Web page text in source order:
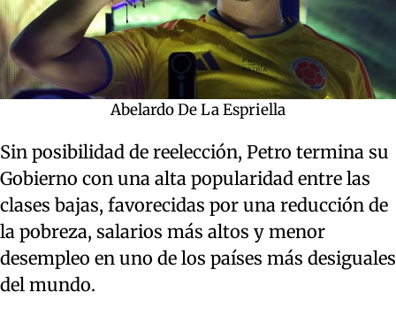
Abelardo De La Espriella
Sin posibilidad de reelección, Petro termina su
Gobierno con una alta popularidad entre las
clases bajas, favorecidas por una reducción de
la pobreza, salarios más altos y menor
desempleo en uno de los países más desiguales
del mundo.